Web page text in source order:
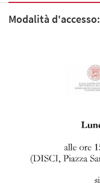
Modalità d'accesso: